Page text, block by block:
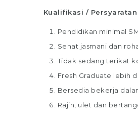
Kualifikasi / Persyaratan
Pendidikan minimal
Sehat jasmani dan
Tidak sedang terikat
Fresh Graduate lebih
Bersedia bekerja
Rajin, ulet dan